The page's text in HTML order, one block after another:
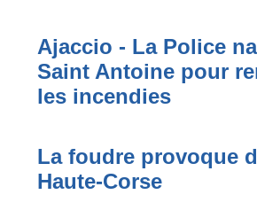
Ajaccio - La Police
Saint Antoine pour
les incendies
La foudre provoque
Haute-Corse